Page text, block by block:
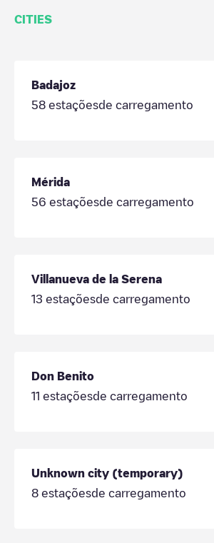
CITIES
Badajoz
58 estaçõesde carregamento
Mérida
56 estaçõesde carregamento
Villanueva de la Serena
13 estaçõesde carregamento
Don Benito
11 estaçõesde carregamento
Unknown city (temporary)
8 estaçõesde carregamento